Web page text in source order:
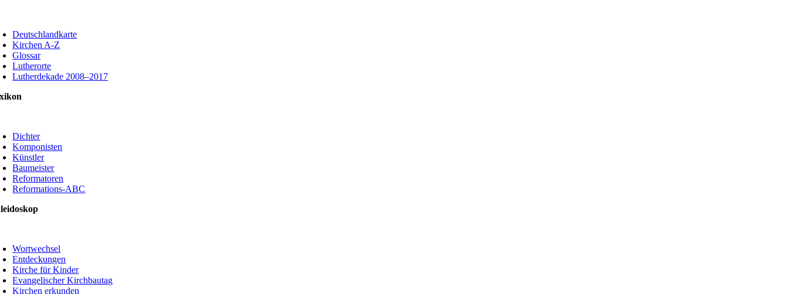
Deutschlandkarte
Kirchen A-Z
Glossar
Lutherorte
Lutherdekade 2008–2017
Dichter
Komponisten
Künstler
Baumeister
Reformatoren
Reformations-ABC
Wortwechsel
Entdeckungen
Kirche für Kinder
Evangelischer Kirchbautag
Kirchen erkunden